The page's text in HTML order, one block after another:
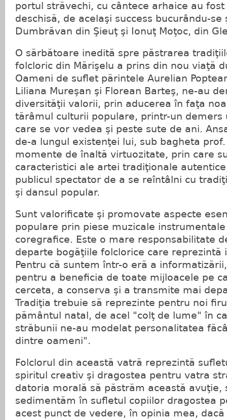
portul străvechi, cu cântece arhaice au
deschisă, de acelaşi success bucurându-se
Dumbrăvan din Şieuţ şi Ionuţ Moţoc, din
O sărbătoare inedită spre păstrarea
folcloric din Mărişelu a prins din nou viaţă
Oameni de suflet părintele Aurelian
Liliana Mureşan şi Florean Barteş, ne-au
diversităţii valorii, prin aducerea în faţa
tărâmul culturii populare, printr-un demers
care se vor vedea şi peste sute de ani.
de-a lungul existenţei lui, sub bagheta
momente de înaltă virtuozitate, prin care
caracteristici ale artei tradiţionale
publicul spectator de a se reîntâlni cu
şi dansul popular.
Sunt valorificate şi promovate aspecte
populare prin piese muzicale
coregrafice. Este o mare responsabilitate
departe bogăţiile folclorice care reprezintă
Pentru că suntem într-o eră a
pentru a beneficia de toate mijloacele pe
cerceta, a conserva şi a transmite mai
Tradiţia trebuie să reprezinte pentru noi
pământul natal, de acel "colţ de lume" în
străbunii ne-au modelat personalitatea
dintre oameni".
Folclorul din această vatră reprezintă
spiritul creativ şi dragostea pentru vatra
datoria morală să păstrăm această avuţie,
sedimentăm în sufletul copiilor dragostea
acest punct de vedere, în opinia mea,